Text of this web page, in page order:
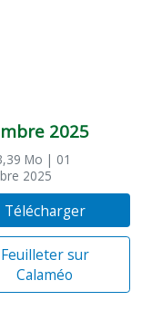
2025
Mo | 01
2025
Télécharger
Feuilleter sur
Calaméo